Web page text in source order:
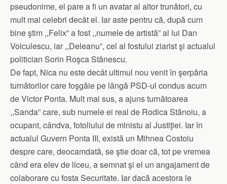
pseudonime, el pare a fi un avatar al altor trunători, cu
mult mai celebri decât el. Iar aste pentru că, după cum
bine ştim ,,Felix” a fost ,,numele de artistă” al lui Dan
Voiculescu, iar ,,Deleanu”, cel al fostului ziarist şi actualul
politician Sorin Roşca Stănescu.
De fapt, Nica nu este decât ultimul nou venit în şerpăria
turnătorilor care foşgăie pe lângă PSD-ul condus acum
de Victor Ponta. Mult mai sus, a ajuns turnătoarea
,,Sanda” care, sub numele ei real de Rodica Stănoiu, a
ocupant, cândva, fotoliului de ministu al Justiţiei. Iar în
actualul Guvern Ponta III, există un Mihnea Costoiu
despre care, deocamdată, se ştie doar că, tot pe vremea
când era elev de liceu, a semnat şi el un angajament de
colaborare cu fosta Securitate. Iar dacă acestora le